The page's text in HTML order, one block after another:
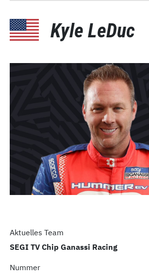
Kyle LeDuc
Aktuelles Team
SEGI TV Chip Ganassi Racing
Nummer